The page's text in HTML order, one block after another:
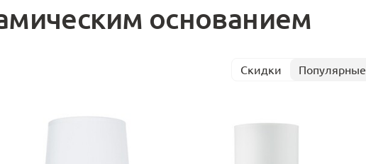
основанием
Скидки Популярные